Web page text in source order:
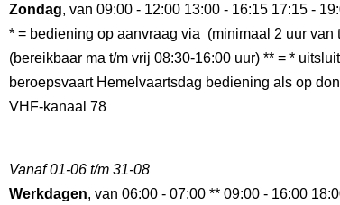
Zondag, van 09:00 - 12:00 13:00 - 16:15 17:15 -
* = bediening op aanvraag via (minimaal 2 uur van
(bereikbaar ma t/m vrij 08:30-16:00 uur) ** = *
beroepsvaart Hemelvaartsdag bediening als op
VHF-kanaal 78
Vanaf 01-06 t/m 31-08
Werkdagen, van 06:00 - 07:00 ** 09:00 - 16:00